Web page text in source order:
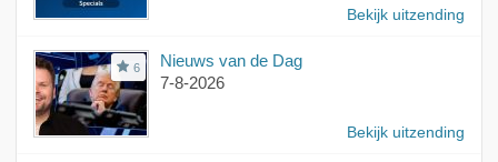
Bekijk uitzending
6
Nieuws van de Dag
7-8-2026
Bekijk uitzending